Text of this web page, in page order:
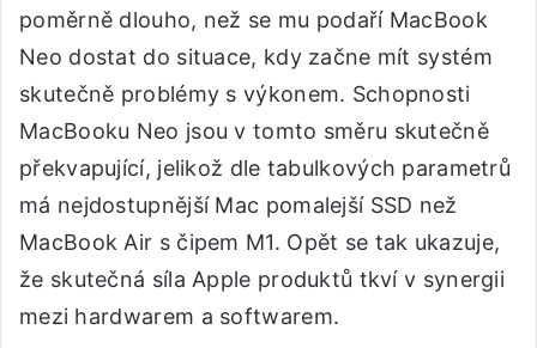
poměrně dlouho, než se mu podaří MacBook
Neo dostat do situace, kdy začne mít systém
skutečně problémy s výkonem. Schopnosti
MacBooku Neo jsou v tomto směru skutečně
překvapující, jelikož dle tabulkových parametrů
má nejdostupnější Mac pomalejší SSD než
MacBook Air s čipem M1. Opět se tak ukazuje,
že skutečná síla Apple produktů tkví v synergii
mezi hardwarem a softwarem.